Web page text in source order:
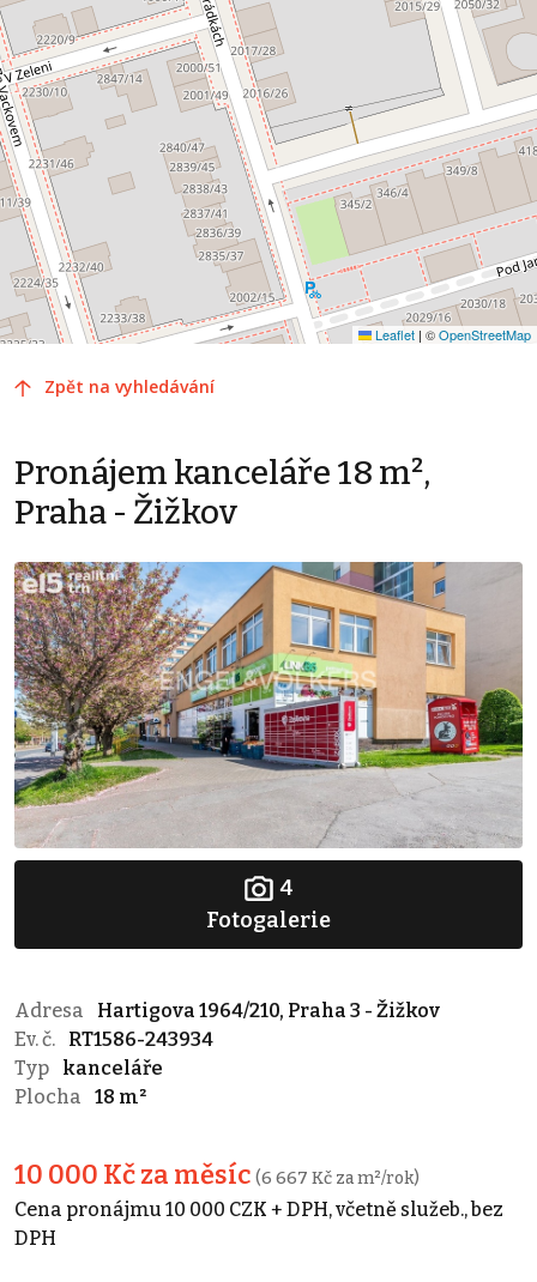
Leaflet | ©OpenStreetMap
Zpět na vyhledávání
Pronájem kanceláře 18 m²,
Praha - Žižkov
4
Fotogalerie
Adresa
Hartigova 1964/210, Praha 3 - Žižkov
Ev. č.
RT1586-243934
Typ
kanceláře
Plocha
18 m²
10 000 Kč za měsíc (6 667 Kč za m²/rok)
Cena pronájmu 10 000 CZK + DPH, včetně služeb., bez
DPH